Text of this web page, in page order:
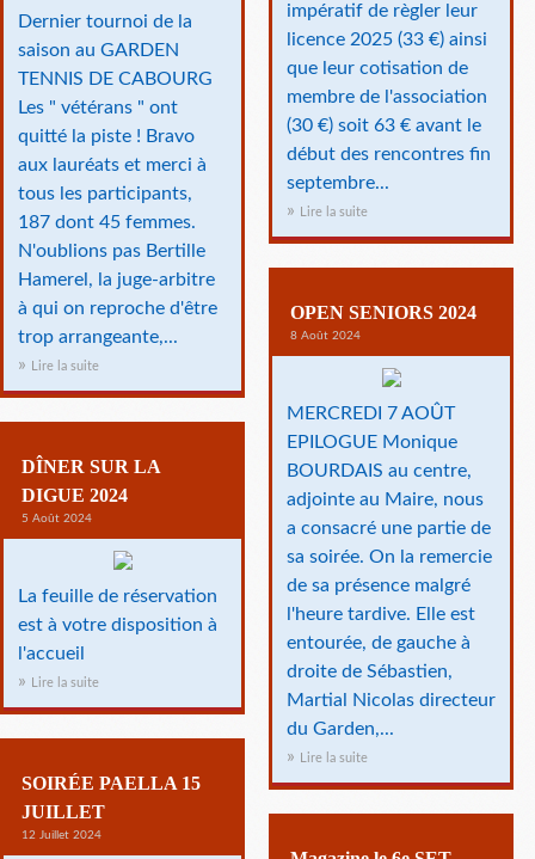
impératif de règler leur
licence 2025 (33 €) ainsi
que leur cotisation de
membre de l'association
(30 €) soit 63 € avant le
début des rencontres fin
septembre...
Lire la suite
Dernier tournoi de la
saison au GARDEN
TENNIS DE CABOURG
Les " vétérans " ont
quitté la piste ! Bravo
aux lauréats et merci à
tous les participants,
187 dont 45 femmes.
N'oublions pas Bertille
Hamerel, la juge-arbitre
à qui on reproche d'être
trop arrangeante,...
Lire la suite
OPEN SENIORS 2024
8 Août 2024
MERCREDI 7 AOÛT
EPILOGUE Monique
BOURDAIS au centre,
adjointe au Maire, nous
a consacré une partie de
sa soirée. On la remercie
de sa présence malgré
l'heure tardive. Elle est
entourée, de gauche à
droite de Sébastien,
Martial Nicolas directeur
du Garden,...
Lire la suite
DÎNER SUR LA
DIGUE 2024
5 Août 2024
La feuille de réservation
est à votre disposition à
l'accueil
Lire la suite
SOIRÉE PAELLA 15
JUILLET
12 Juillet 2024